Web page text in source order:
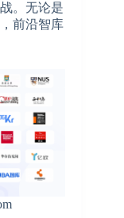
。无论是
前沿智库